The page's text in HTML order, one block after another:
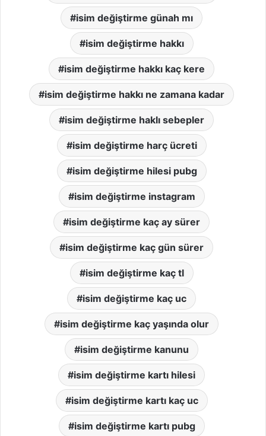
isim değiştirme günah mı
isim değiştirme hakkı
isim değiştirme hakkı kaç kere
isim değiştirme hakkı ne zamana kadar
isim değiştirme haklı sebepler
isim değiştirme harç ücreti
isim değiştirme hilesi pubg
isim değiştirme instagram
isim değiştirme kaç ay sürer
isim değiştirme kaç gün sürer
isim değiştirme kaç tl
isim değiştirme kaç uc
isim değiştirme kaç yaşında olur
isim değiştirme kanunu
isim değiştirme kartı hilesi
isim değiştirme kartı kaç uc
isim değiştirme kartı pubg